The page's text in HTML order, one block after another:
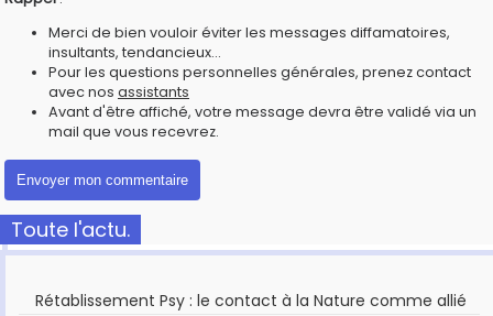
Merci de bien vouloir éviter les messages diffamatoires,
insultants, tendancieux...
Pour les questions personnelles générales, prenez contact
avec nos assistants
Avant d'être affiché, votre message devra être validé via un
mail que vous recevrez.
Toute l'actu.
Rétablissement Psy : le contact à la Nature comme allié